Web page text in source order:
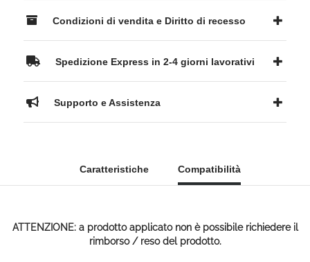
Condizioni di vendita e Diritto di recesso
Spedizione Express in 2-4 giorni lavorativi
Supporto e Assistenza
Caratteristiche Compatibilità
ATTENZIONE: a prodotto applicato non è possibile richiedere il
rimborso / reso del prodotto.